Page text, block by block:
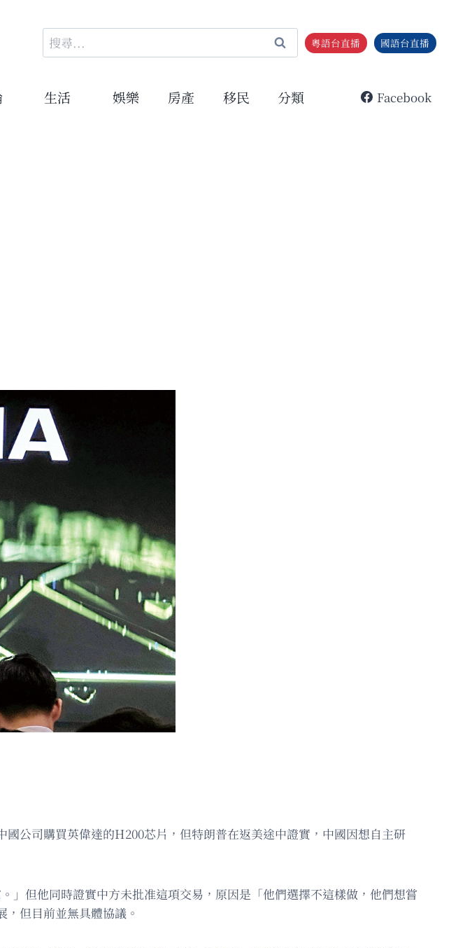
搜
尋
鍵
粵語台直播 國語台直播
生活 娛樂 房產 移民 分類 Facebook
公司購買英偉達的H200芯片，但特朗普在返美途中證實，中國因想自主研
但他同時證實中方未批准這項交易，原因是「他們選擇不這樣做，他們想嘗
但目前並無具體協議。